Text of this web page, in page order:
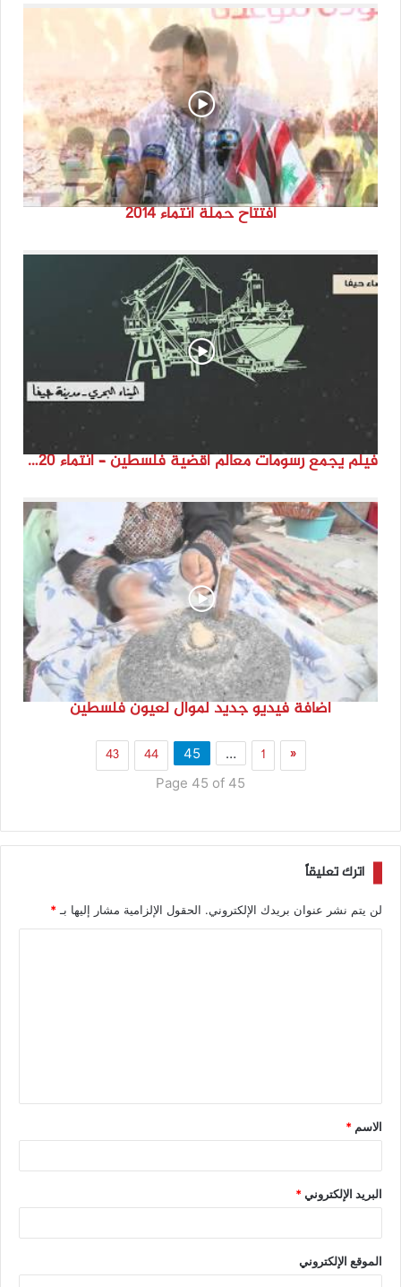
افتتاح حملة انتماء 2014
فيلم يجمع رسومات معالم أقضية فلسطين – انتماء 2020
اضافة فيديو جديد لموال لعيون فلسطين
«
1
…
43 44
45
Page 45 of 45
اترك تعليقاً
لن يتم نشر عنوان بريدك الإلكتروني. الحقول الإلزامية مشار إليها بـ *
الاسم *
البريد الإلكتروني*
الموقع الإلكتروني